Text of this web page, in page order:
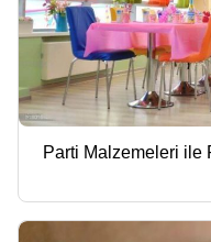
Parti Malzemeleri ile